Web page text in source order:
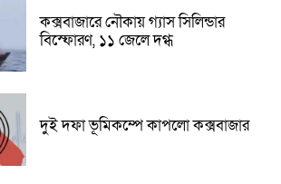
কক্সবাজারে নৌকায় গ্যাস সিলিন্ডার
বিস্ফোরণ, ১১ জেলে দগ্ধ
দুই দফা ভূমিকম্পে কাপলো কক্সবাজার